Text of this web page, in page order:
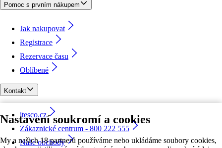
Nastavení soukromí a cookies
My a našich 18 partnerů používáme nebo ukládáme soubory cookies,
Pomoc s prvním nákupem
Jak nakupovat
Registrace
Rezervace času
Oblíbené
Kontakt
itesco.cz
Zákaznické centrum - 800 222 555
Naše obchody